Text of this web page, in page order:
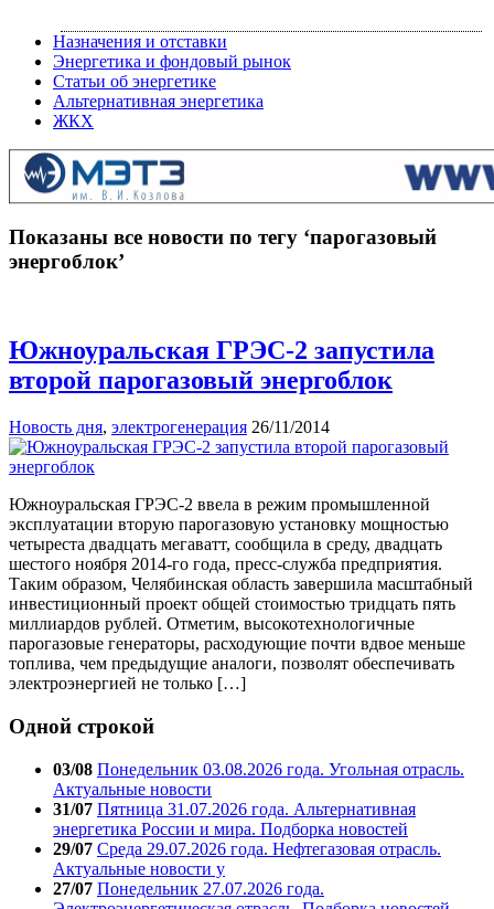
Назначения и отставки
Энергетика и фондовый рынок
Статьи об энергетике
Альтернативная энергетика
ЖКХ
Показаны все новости по тегу ‘парогазовый
энергоблок’
Южноуральская ГРЭС-2 запустила
второй парогазовый энергоблок
Новость дня, электрогенерация 26/11/2014
Южноуральская ГРЭС-2 ввела в режим промышленной
эксплуатации вторую парогазовую установку мощностью
четыреста двадцать мегаватт, сообщила в среду, двадцать
шестого ноября 2014-го года, пресс-служба предприятия.
Таким образом, Челябинская область завершила масштабный
инвестиционный проект общей стоимостью тридцать пять
миллиардов рублей. Отметим, высокотехнологичные
парогазовые генераторы, расходующие почти вдвое меньше
топлива, чем предыдущие аналоги, позволят обеспечивать
электроэнергией не только […]
Одной строкой
03/08 Понедельник 03.08.2026 года. Угольная отрасль.
Актуальные новости
31/07 Пятница 31.07.2026 года. Альтернативная
энергетика России и мира. Подборка новостей
29/07 Среда 29.07.2026 года. Нефтегазовая отрасль.
Актуальные новости у
27/07 Понедельник 27.07.2026 года.